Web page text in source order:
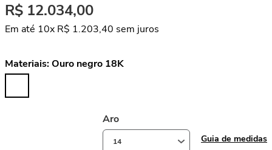
R$ 12.034,00
Em até 10x R$ 1.203,40 sem juros
Materiais:Ouro negro 18K
Guia de medidas
Aro
14